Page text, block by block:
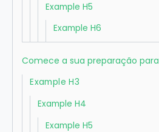
Example H5
Example H6
Comece a sua preparação
Example H3
Example H4
Example H5